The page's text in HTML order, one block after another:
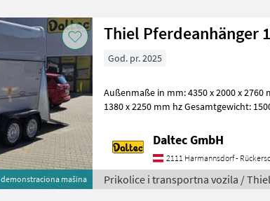
demonstraciona mašina
Thiel Pferdeanhänger
God. pr. 2025
Außenmaße in mm: 4350 x 2000 x
1380 x 2250 mm hz Gesamtgewicht:
Daltec GmbH
2111 Harmannsdorf -
Prikolice i transportna vozila / Thiel